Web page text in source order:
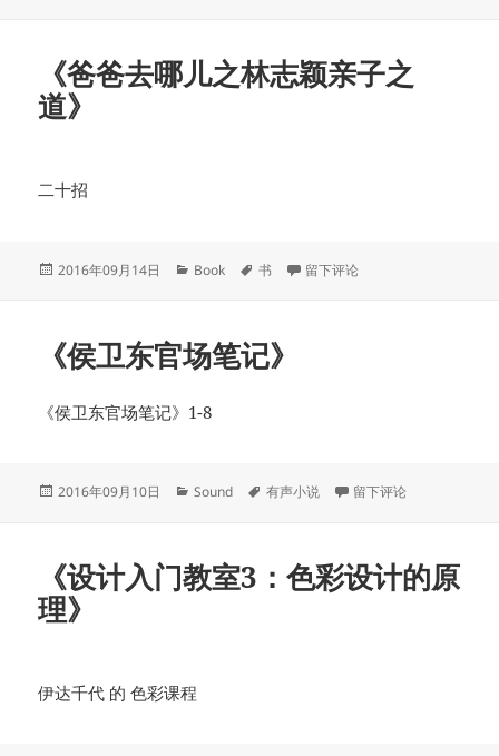
《爸爸去哪儿之林志颖亲子之
道》
二十招
发
2016年09月14日
分
Book
标
书 于《爸爸去哪儿之林志颖亲子之
留下评论
《侯卫东官场笔记》
《侯卫东官场笔记》1-8
发
2016年09月10日
分
Sound
标
有声小说 于《侯卫东官场笔记》
留下评论
《设计入门教室3：色彩设计的原
理》
伊达千代 的 色彩课程